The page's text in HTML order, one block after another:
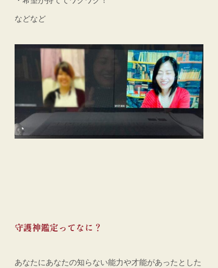
などなど
守護神鑑定ってなに？
あなたにあなたの知らない能力や才能があったとした